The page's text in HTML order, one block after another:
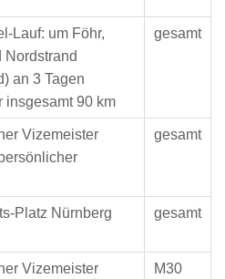
Lauf: um Föhr,
Nordstrand
an 3 Tagen
insgesamt 90 km
gesamt
Vizemeister
gesamt
Platz Nürnberg
gesamt
Vizemeister
M30